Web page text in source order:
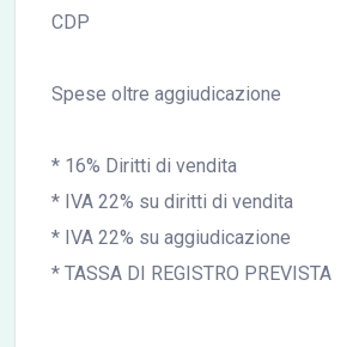
CDP
Spese oltre aggiudicazione
* 16% Diritti di vendita
* IVA 22% su diritti di vendita
* IVA 22% su aggiudicazione
* TASSA DI REGISTRO PREVISTA